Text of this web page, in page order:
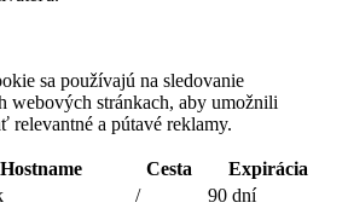
sa používajú na sledovanie
webových stránkach, aby umožnili
relevantné a pútavé reklamy.
Hostname Cesta
Expirácia
/ 90 dní